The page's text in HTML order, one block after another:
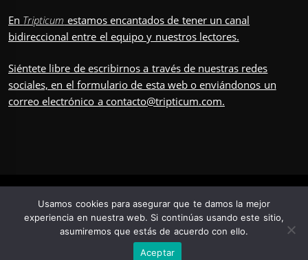
En Tripticum estamos encantados de tener un canal
bidireccional entre el equipo y nuestros lectores.
Siéntete libre de escribirnos a través de nuestras redes
sociales, en el formulariode esta web o enviándonos un
correo electrónico a contacto@tripticum.com.
IUVENIS, POR
TRIPULACIÓN CONTÁCTANOS POSDATA
Usamos cookies para asegurar que te damos la mejor
experiencia en nuestra web. Si continúas usando este sitio,
asumiremos que estás de acuerdo con ello.
Aceptar